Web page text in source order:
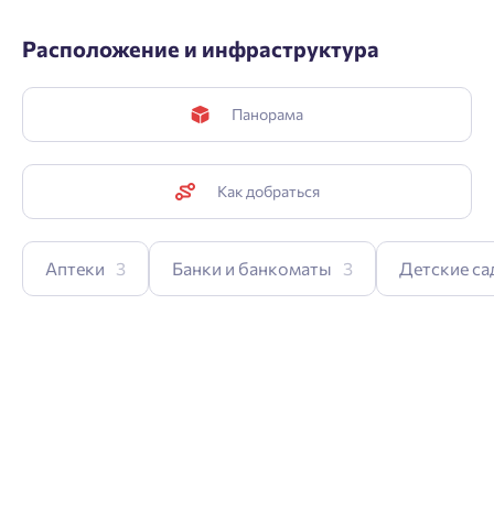
Расположение и инфраструктура
Панорама
Как добраться
Аптеки 3 Банки и банкоматы 3 Детские